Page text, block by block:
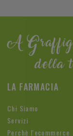
A
della
LA FARMACIA
Chi Siamo
Servizi
Perchè l'ecommerce